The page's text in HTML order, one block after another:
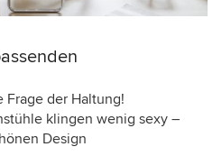
Frage der Haltung!
klingen wenig sexy –
Design